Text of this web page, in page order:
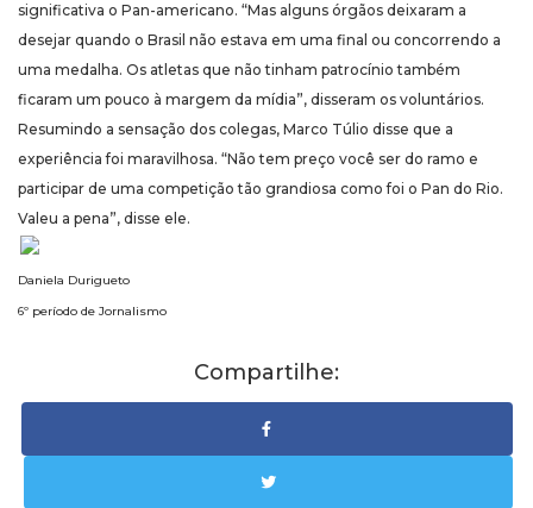
significativa o Pan-americano. “Mas alguns órgãos deixaram a
desejar quando o Brasil não estava em uma final ou concorrendo a
uma medalha. Os atletas que não tinham patrocínio também
ficaram um pouco à margem da mídia”, disseram os voluntários.
Resumindo a sensação dos colegas, Marco Túlio disse que a
experiência foi maravilhosa. “Não tem preço você ser do ramo e
participar de uma competição tão grandiosa como foi o Pan do Rio.
Valeu a pena”, disse ele.
Daniela Durigueto
6º período de Jornalismo
Compartilhe: